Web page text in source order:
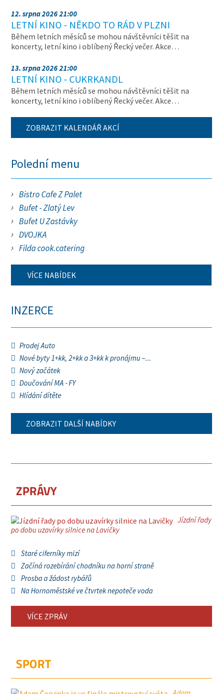
12. srpna 2026 21:00
LETNÍ KINO - NĚKDO TO RÁD V PLZNI
Během letních měsíců se mohou návštěvníci těšit na
koncerty, letní kino i oblíbený Řecký večer. Akce…
13. srpna 2026 21:00
LETNÍ KINO - CUKRKANDL
Během letních měsíců se mohou návštěvníci těšit na
koncerty, letní kino i oblíbený Řecký večer. Akce…
ZOBRAZIT KALENDÁŘ AKCÍ
Polední menu
Bistro Cafe Z Palet
Bufet - Zlatý Lev
Bufet U Zastávky
DVOJKA
Filda cook.catering
VÍCE NABÍDEK
INZERCE
Prodej Auto
Nové byty 1+kk, 2+kk a 3+kk k pronájmu –...
Nový začátek
Doučování MA - FY
Hlídání dítěte
ZOBRAZIT DALŠÍ NABÍDKY
ZPRÁVY
Jízdní řady
po dobu uzavírky silnice na Lavičky
Staré ciferníky mizí
Začíná rozebírání chodníku na horní straně
Prosba a žádost rybářů
Na Hornoměstské ve čtvrtek nepoteče voda
VÍCE ZPRÁV
SPORT